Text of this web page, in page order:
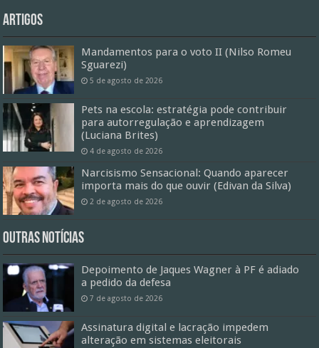
Artigos
Mandamentos para o voto II (Nilso Romeu
Sguarezi)
5 de agosto de 2026
Pets na escola: estratégia pode contribuir
para autorregulação e aprendizagem
(Luciana Brites)
4 de agosto de 2026
Narcisismo Sensacional: Quando aparecer
importa mais do que ouvir (Edivan da Silva)
2 de agosto de 2026
Outras Notícias
Depoimento de Jaques Wagner à PF é adiado
a pedido da defesa
7 de agosto de 2026
Assinatura digital e lacração impedem
alteração em sistemas eleitorais